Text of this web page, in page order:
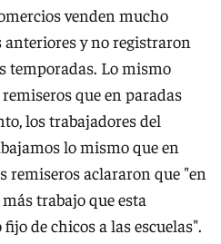
venden mucho
y no registraron
temporadas. Lo mismo
que en paradas
los trabajadores del
lo mismo que en
remiseros aclararon que "en
trabajo que esta
de chicos a las escuelas".